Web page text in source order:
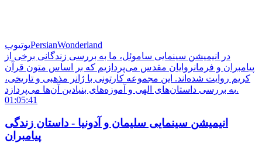
یوتیوبPersianWonderland
در انیمیشن سینمایی ساموئل، ما به بررسی زندگانی برخی از
پیامبران و فرمانروایان مقدس می‌پردازیم که بر اساس متون قرآن
کریم روایت شده‌اند. این مجموعه کارتونی با ژانر مذهبی و تاریخی،
به بررسی داستان‌های الهی و آموزه‌های بنیادین آن‌ها می‌پردازد.
01:05:41
انیمیشن سینمایی سلیمان و آدونیا - داستان زندگی
پیامبران